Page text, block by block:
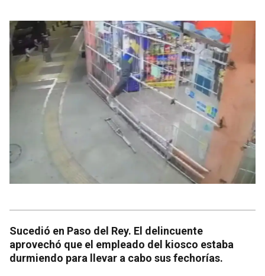
Sucedió en Paso del Rey. El delincuente
aprovechó que el empleado del kiosco estaba
durmiendo para llevar a cabo sus fechorías.